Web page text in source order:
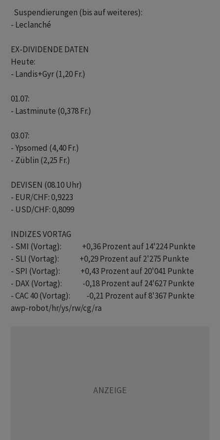
  Suspendierungen (bis auf weiteres):
- Leclanché
EX-DIVIDENDE DATEN
Heute:
- Landis+Gyr (1,20 Fr.)
01.07:
- Lastminute (0,378 Fr.)
03.07:
- Ypsomed (4,40 Fr.)
- Züblin (2,25 Fr.)
DEVISEN (08.10 Uhr)
- EUR/CHF: 0,9223
- USD/CHF: 0,8099
INDIZES VORTAG
- SMI (Vortag):              +0,36 Prozent auf 14'224 Punkte
- SLI (Vortag):              +0,29 Prozent auf 2'275 Punkte
- SPI (Vortag):              +0,43 Prozent auf 20'041 Punkte
- DAX (Vortag):              -0,18 Prozent auf 24'627 Punkte
awp-robot/hr/ys/rw/cg/ra